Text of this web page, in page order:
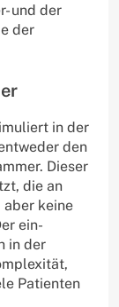
und der
der
in der
den
Dieser
die an
aber keine
ein-
in der
Patienten